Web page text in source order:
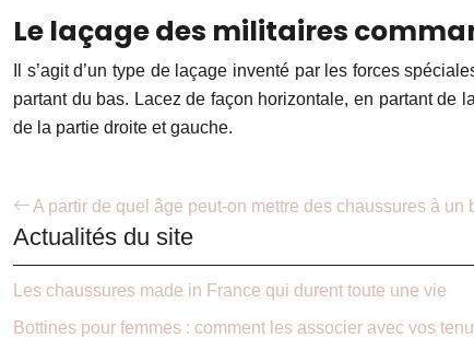
Le laçage des militaires
Il s’agit d’un type de laçage inventé par les forces
partant du bas. Lacez de façon horizontale, en partant
de la partie droite et gauche.
A partir de quel âge peut-on mettre des chaussures à un
Actualités du site
Les chaussures made in France qui durent toute une vie
Bottines pour femmes : comment les associer avec vos